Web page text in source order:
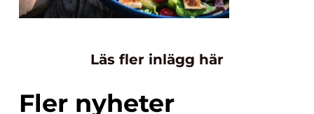
Läs fler inlägg här
Fler nyheter